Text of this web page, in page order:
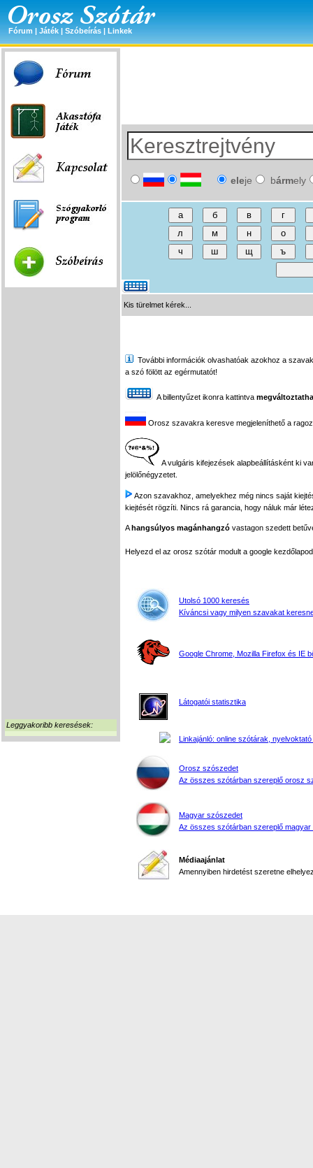
Fórum | Játék | Szóbeírás | Linkek
Leggyakoribb keresések:
eleje bármely
Kis türelmet kérek...
További információk olvashatóak azokhoz a
a szó fölött az egérmutatót!
A billentyűzet ikonra kattintva
Orosz szavakra keresve megjeleníthető a
A vulgáris kifejezések alapbeállításként ki
jelölőnégyzetet.
Azon szavakhoz, amelyekhez még nincs saját
kiejtését rögzíti. Nincs rá garancia, hogy náluk már
Ahangsúlyos magánhangzó vastagon szedett
Helyezd el az orosz szótár modult a google
Utolsó 1000 keresés
Kíváncsi vagy milyen szavakat
Google Chrome, Mozilla Firefox és IE
Látogatói statisztika
Linkajánló: online szótárak, nyelvoktató
Orosz szószedet
Az összes szótárban szereplő orosz
Magyar szószedet
Az összes szótárban szereplő magyar
Médiaajánlat
Amennyiben hirdetést szeretne